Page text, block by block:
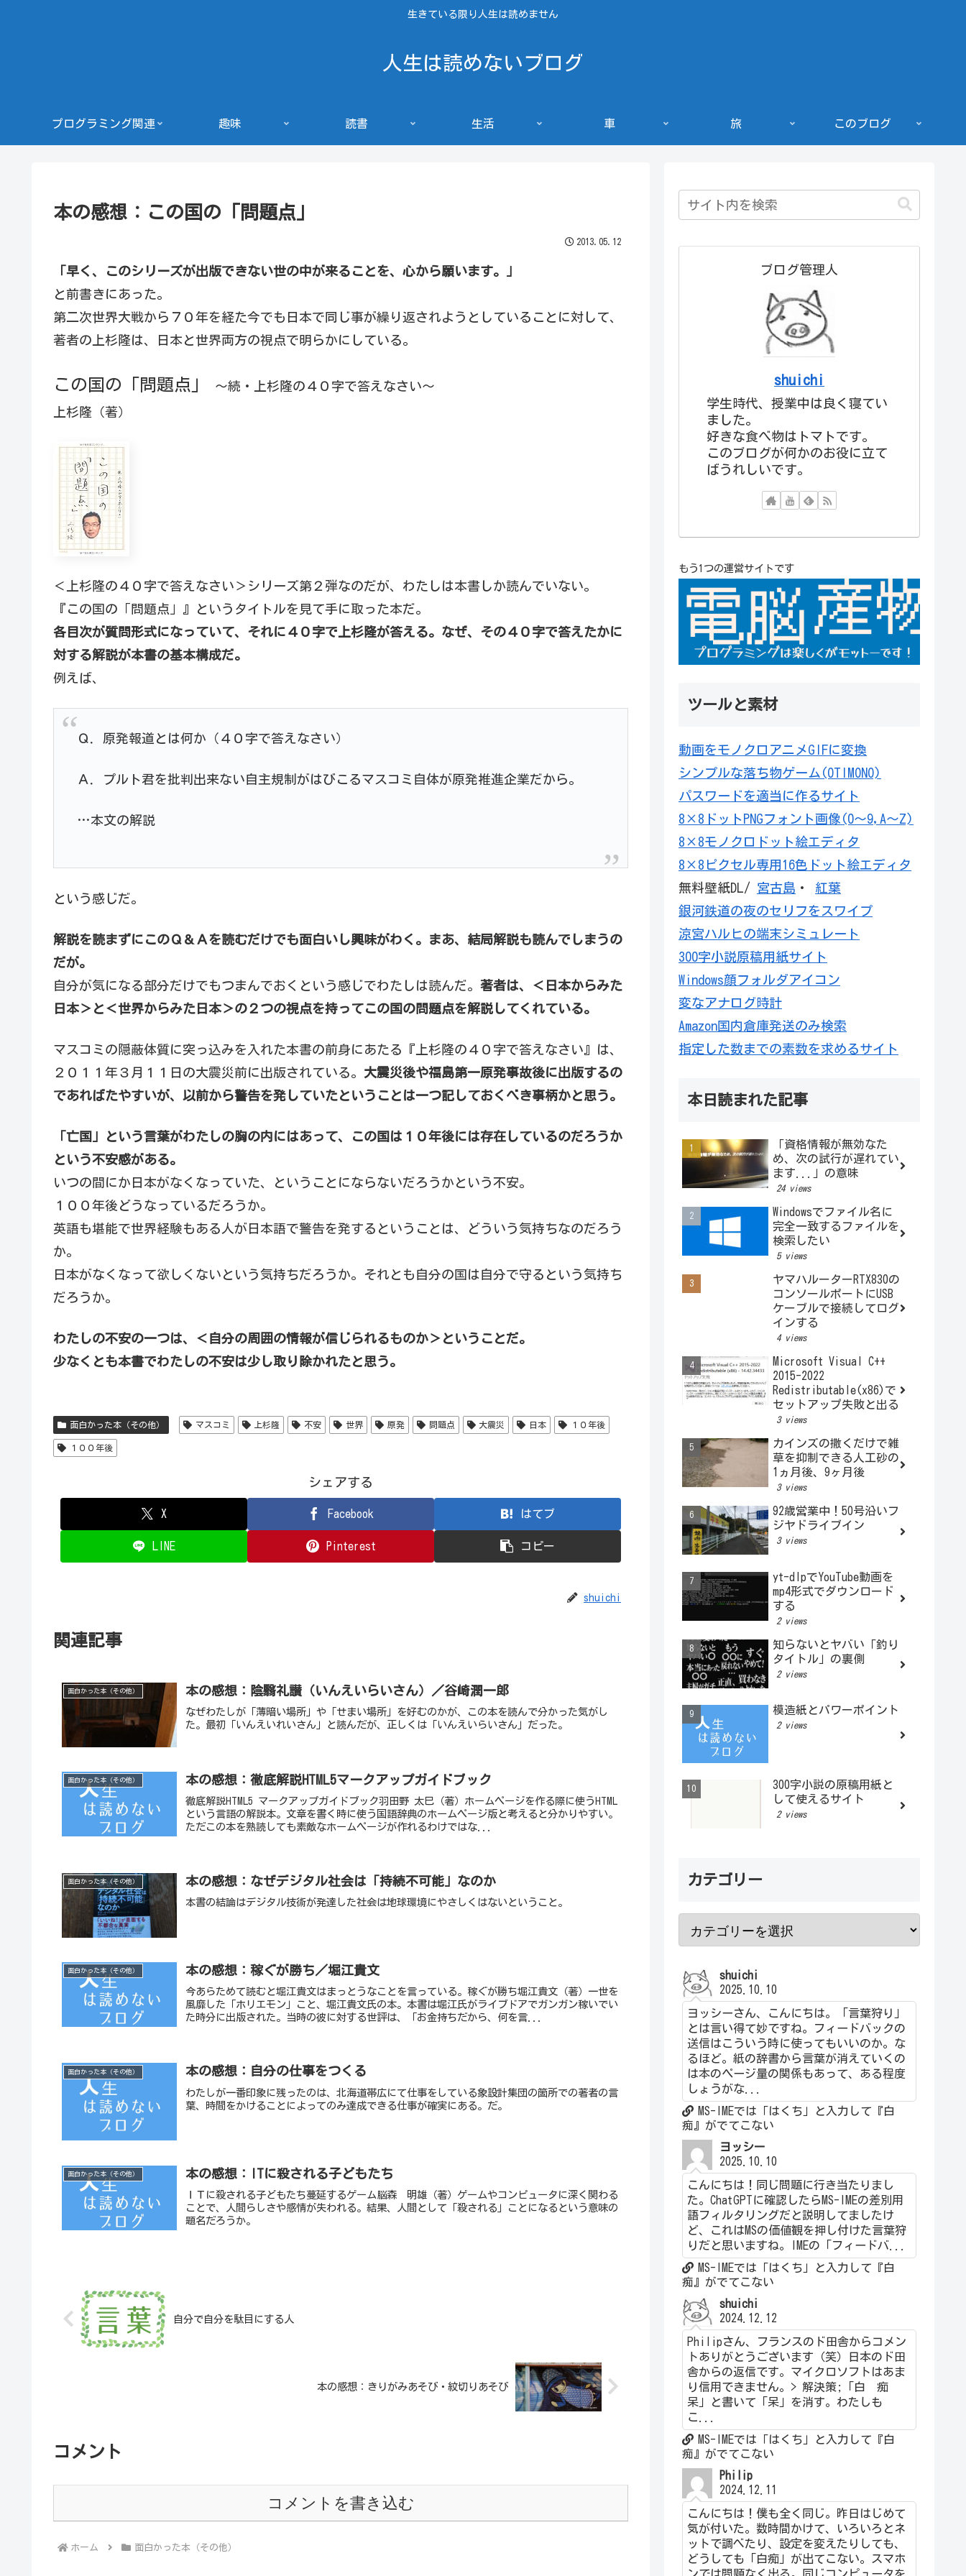
生きている限り人生は読めません
人生は読めないブログ
プログラミング関連 趣味 読書 生活 車 旅 このブログ
本の感想：この国の「問題点」
2013.05.12
「早く、このシリーズが出版できない世の中が来ることを、心から願います。」
と前書きにあった。
第二次世界大戦から７０年を経た今でも日本で同じ事が繰り返されようとしていることに対して、
著者の上杉隆は、日本と世界両方の視点で明らかにしている。
この国の「問題点」
～続・上杉隆の４０字で答えなさい～
上杉隆（著）
＜上杉隆の４０字で答えなさい＞シリーズ第２弾なのだが、わたしは本書しか読んでいない。
『この国の「問題点」』というタイトルを見て手に取った本だ。
各目次が質問形式になっていて、それに４０字で上杉隆が答える。なぜ、その４０字で答えたかに
対する解説が本書の基本構成だ。
例えば、
Ｑ．原発報道とは何か（４０字で答えなさい）
Ａ．プルト君を批判出来ない自主規制がはびこるマスコミ自体が原発推進企業だから。
…本文の解説
という感じだ。
解説を読まずにこのＱ＆Ａを読むだけでも面白いし興味がわく。まあ、結局解説も読んでしまうの
だが。
自分が気になる部分だけでもつまんでおくという感じでわたしは読んだ。 著者は、＜日本からみた
日本＞と＜世界からみた日本＞の２つの視点を持ってこの国の問題点を解説してくれている。
マスコミの隠蔽体質に突っ込みを入れた本書の前身にあたる『上杉隆の４０字で答えなさい』は、
２０１１年３月１１日の大震災前に出版されている。 大震災後や福島第一原発事故後に出版するの
であればたやすいが、以前から警告を発していたということは一つ記しておくべき事柄かと思う。
「亡国」という言葉がわたしの胸の内にはあって、この国は１０年後には存在しているのだろうか
という不安感がある。
いつの間にか日本がなくなっていた、ということにならないだろうかという不安。
１００年後どうなっているだろうか。
英語も堪能で世界経験もある人が日本語で警告を発するということは、どういう気持ちなのだろう
か。
日本がなくなって欲しくないという気持ちだろうか。それとも自分の国は自分で守るという気持ち
だろうか。
わたしの不安の一つは、＜自分の周囲の情報が信じられるものか＞ということだ。
少なくとも本書でわたしの不安は少し取り除かれたと思う。
面白かった本（その他） マスコミ 上杉隆 不安 世界 原発 問題点 大震災 日本 １０年後
１００年後
シェアする
X Facebook はてブ
LINE Pinterest コピー
shuichi
関連記事
面白かった本（その他） 本の感想：陰翳礼讃（いんえいらいさん）／谷崎潤一郎
なぜわたしが「薄暗い場所」や「せまい場所」を好むのかが、この本を読んで分かった気がし
た。最初「いんえいれいさん」と読んだが、正しくは「いんえいらいさん」だった。
面白かった本（その他） 本の感想：徹底解説HTML5マークアップガイドブック
徹底解説HTML5 マークアップガイドブック羽田野 太巳（著）ホームページを作る際に使うHTML
という言語の解説本。文章を書く時に使う国語辞典のホームページ版と考えると分かりやすい。
ただこの本を熟読しても素敵なホームページが作れるわけではな...
面白かった本（その他） 本の感想：なぜデジタル社会は「持続不可能」なのか
本書の結論はデジタル技術が発達した社会は地球環境にやさしくはないということ。
面白かった本（その他） 本の感想：稼ぐが勝ち／堀江貴文
今あらためて読むと堀江貴文はまっとうなことを言っている。稼ぐが勝ち堀江貴文（著）一世を
風靡した「ホリエモン」こと、堀江貴文氏の本。本書は堀江氏がライブドアでガンガン稼いでい
た時分に出版された。当時の彼に対する世評は、「お金持ちだから、何を言...
面白かった本（その他） 本の感想：自分の仕事をつくる
わたしが一番印象に残ったのは、北海道帯広にて仕事をしている象設計集団の箇所での著者の言
葉、時間をかけることによってのみ達成できる仕事が確実にある。だ。
面白かった本（その他） 本の感想：ITに殺される子どもたち
ＩＴに殺される子どもたち蔓延するゲーム脳森 明雄（著）ゲームやコンピュータに深く関わる
ことで、人間らしさや感情が失われる。結果、人間として「殺される」ことになるという意味の
題名だろうか。
自分で自分を駄目にする人
本の感想：きりがみあそび・紋切りあそび
コメント
コメントを書き込む
ホーム 面白かった本（その他）
ブログ管理人
shuichi
学生時代、授業中は良く寝てい
ました。
好きな食べ物はトマトです。
このブログが何かのお役に立て
ばうれしいです。
もう1つの運営サイトです
ツールと素材
動画をモノクロアニメGIFに変換
シンプルな落ち物ゲーム(OTIMONO)
パスワードを適当に作るサイト
8×8ドットPNGフォント画像(0～9,A～Z)
8×8モノクロドット絵エディタ
8×8ピクセル専用16色ドット絵エディタ
無料壁紙DL/ 宮古島 ・ 紅葉
銀河鉄道の夜のセリフをスワイプ
涼宮ハルヒの端末シミュレート
300字小説原稿用紙サイト
Windows顔フォルダアイコン
変なアナログ時計
Amazon国内倉庫発送のみ検索
指定した数までの素数を求めるサイト
本日読まれた記事
「資格情報が無効なた
め、次の試行が遅れてい
ます...」の意味
24 views
Windowsでファイル名に
完全一致するファイルを
検索したい
5 views
ヤマハルーターRTX830の
コンソールポートにUSB
ケーブルで接続してログ
インする
4 views
Microsoft Visual C++
2015-2022
Redistributable(x86)で
セットアップ失敗と出る
3 views
カインズの撒くだけで雑
草を抑制できる人工砂の
1ヵ月後、9ヶ月後
3 views
92歳営業中！50号沿いフ
ジヤドライブイン
3 views
yt-dlpでYouTube動画を
mp4形式でダウンロード
する
2 views
知らないとヤバい「釣り
タイトル」の裏側
2 views
模造紙とパワーポイント
2 views
300字小説の原稿用紙と
して使えるサイト
2 views
カテゴリー
shuichi
2025.10.10
ヨッシーさん、こんにちは。「言葉狩り」
とは言い得て妙ですね。フィードバックの
送信はこういう時に使ってもいいのか。な
るほど。紙の辞書から言葉が消えていくの
は本のページ量の関係もあって、ある程度
しょうがな...
MS-IMEでは「はくち」と入力して『白
痴』がでてこない
ヨッシー
2025.10.10
こんにちは！同じ問題に行き当たりまし
た。ChatGPTに確認したらMS-IMEの差別用
語フィルタリングだと説明してましたけ
ど、これはMSの価値観を押し付けた言葉狩
りだと思いますね。IMEの「フィードバ...
MS-IMEでは「はくち」と入力して『白
痴』がでてこない
shuichi
2024.12.12
Philipさん、フランスのド田舎からコメン
トありがとうございます（笑）日本のド田
舎からの返信です。マイクロソフトはあま
り信用できません。> 解決策;「白 痴
呆」と書いて「呆」を消す。わたしも
こ...
MS-IMEでは「はくち」と入力して『白
痴』がでてこない
Philip
2024.12.11
こんにちは！僕も全く同じ。昨日はじめて
気が付いた。数時間かけて、いろいろとネ
ットで調べたり、設定を変えたりしても、
どうしても「白痴」が出てこない。スマホ